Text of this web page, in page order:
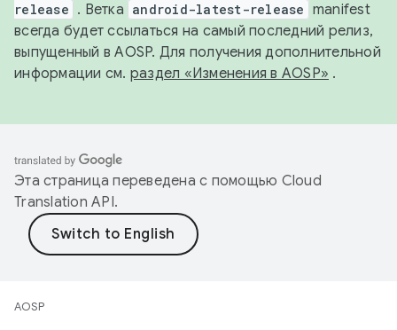
release . Ветка android-latest-release manifest
всегда будет ссылаться на самый последний релиз,
выпущенный в AOSP. Для получения дополнительной
информации см. раздел «Изменения в AOSP» .
Эта страница переведена с помощью Cloud
Translation API.
AOSP